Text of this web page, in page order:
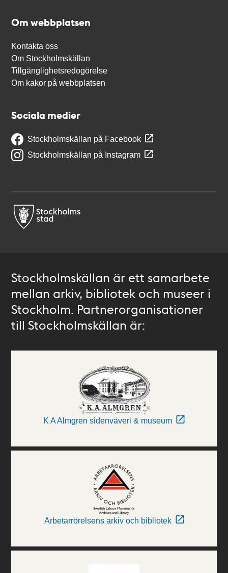
Om webbplatsen
Kontakta oss
Om Stockholmskällan
Tillgänglighetsredogörelse
Om kakor på webbplatsen
Sociala medier
Stockholmskällan på Facebook
Stockholmskällan på Instagram
Stockholmskällan är ett samarbete
mellan arkiv, bibliotek och museer i
Stockholm. Partnerorganisationer
till Stockholmskällan är:
K A Almgren sidenväveri & museum
Arbetarrörelsens arkiv och bibliotek